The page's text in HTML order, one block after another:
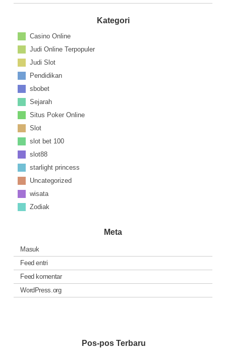
Kategori
Casino Online
Judi Online Terpopuler
Judi Slot
Pendidikan
sbobet
Sejarah
Situs Poker Online
Slot
slot bet 100
slot88
starlight princess
Uncategorized
wisata
Zodiak
Meta
Masuk
Feed entri
Feed komentar
WordPress.org
Pos-pos Terbaru